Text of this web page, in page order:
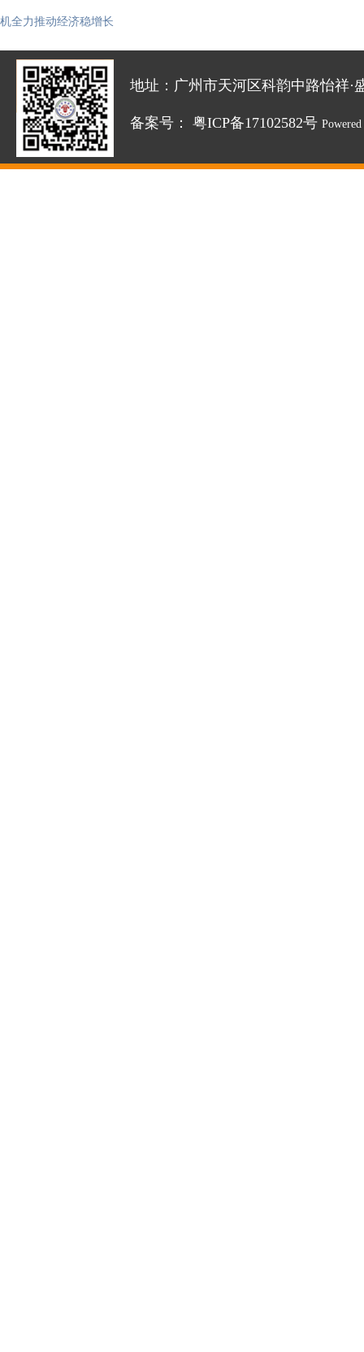
机全力推动经济稳增长
地址：广州市天河区科韵中路怡祥·
备案号： 粤ICP备17102582号